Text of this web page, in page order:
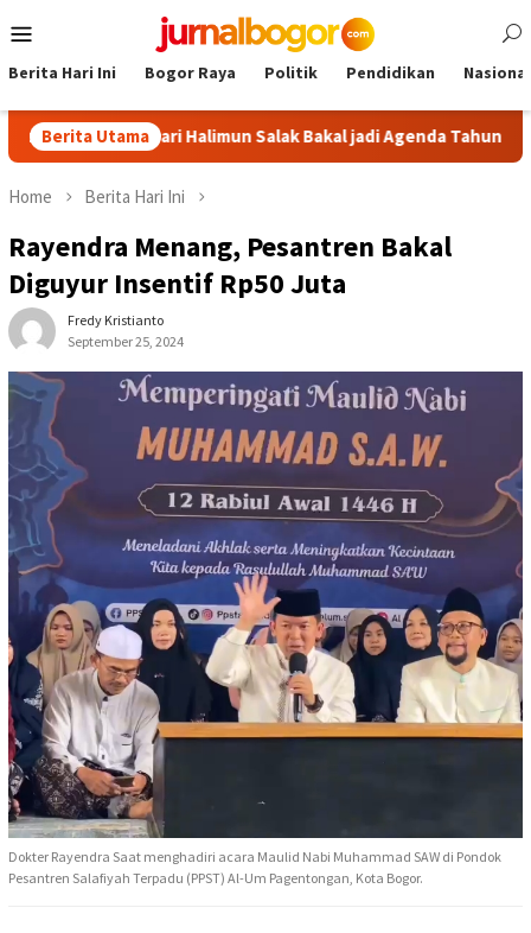
to
Menu
Berita Hari Ini Bogor Raya Politik Pendidikan Nasional
Berita Utama
Halimun Salak Bakal jadi Agenda Tahunan
Home Berita Hari Ini
Rayendra Menang, Pesantren Bakal
Diguyur Insentif Rp50 Juta
Fredy Kristianto
September 25, 2024
Dokter Rayendra Saat menghadiri acara Maulid Nabi Muhammad SAW di Pondok
Pesantren Salafiyah Terpadu (PPST) Al-Um Pagentongan, Kota Bogor.